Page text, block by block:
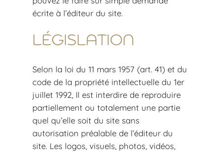
écrite à l’éditeur du site.
LÉGISLATION
Selon la loi du 11 mars 1957 (art. 41) et du
code de la propriété intellectuelle du 1er
juillet 1992, Il est interdire de reproduire
partiellement ou totalement une partie
quel qu’elle soit du site sans
autorisation préalable de l’éditeur du
site. Les logos, visuels, photos, vidéos,